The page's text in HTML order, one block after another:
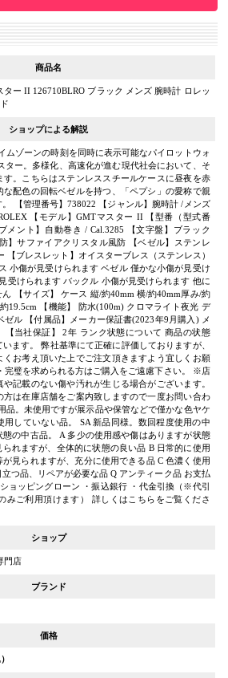
商品名
ター II 126710BLRO ブラック メンズ 腕時計 ロレッ
ショップによる解説
ムゾーンの時刻を同時に表示可能なパイロットウォ
ター。多様化、高速化が進む現代社会において、そ
。こちらはステンレススチールケースに昼夜を赤
な配色の回転ベゼルを持つ、「ペプシ」の愛称で親
【管理番号】738022 【ジャンル】腕時計 /メンズ
【モデル】GMTマスター II 【型番（型式番
メント】自動巻き / Cal.3285 【文字盤】ブラック
】サファイアクリスタル風防 【ベゼル】ステンレ
【ブレスレット】オイスターブレス（ステンレス）
小傷が見受けられます ベゼル 僅かな小傷が見受け
受けられます バックル 小傷が見受けられます 他に
【サイズ】 ケース 縦/約40mm 横/約40mm厚み/約
19.5cm 【機能】 防水(100m) クロマライト夜光 デ
ゼル 【付属品】メーカー保証書(2023年9月購入) メ
【当社保証】 2年 ランク状態について 商品の状態
ます。 弊社基準にて正確に評価しておりますが、
お考え頂いた上でご注文頂きますよう宜しくお願
完璧を求められる方はご購入をご遠慮下さい。 ※店
記載のない傷や汚れが生じる場合がございます。
は在庫店舗をご案内致しますので一度お問い合わ
品。未使用ですが展示品や保管などで僅かな色ヤケ
用していない品。 SA 新品同様。数回程度使用の中
の中古品。 A 多少の使用感や傷はありますが状態
れますが、全体的に状態の良い品 B 日常的に使用
見られますが、充分に使用できる品 C 色濃く使用
つ品、リペアが必要な品 Q アンティーク品 お支払
ョッピングローン ・振込銀行 ・代金引換（※代引
みご利用頂けます） 詳しくはこちらをご覧くださ
ショップ
門店
ブランド
価格